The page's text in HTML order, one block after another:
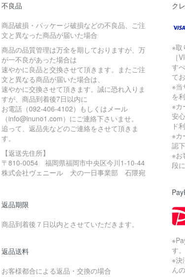
不良品
商品破損・パッケージ破損などの不良品、ご注
文と異なった商品が届いた場合
商品の品質管理は万全を期しておりますが、万
が一不良があった場合は
速やかに良品と交換させて頂きます。またご注
文と異なる商品が届いた場合は、
速やかに交換させて頂きます。誠に恐れ入りま
すが、商品到着後7日以内に
お電話（092-406-4102）もしくはメール
（info@inuno1.com）にご連絡下さいませ。
追って、返品先などのご連絡をさせて頂きま
す。
【返送先住所】
〒810-0054 福岡県福岡市中央区今川1-10-44
株式会社ヴェニール 犬の一日事業部 石隈宛
返品期限
商品到着後７日以内とさせていただきます。
返品送料
お客様都合による返品・交換の場合
ク
※取
［
す
て
※当
を
※カ
安
ド
※カ
認
※お
段
す。
※決
ん